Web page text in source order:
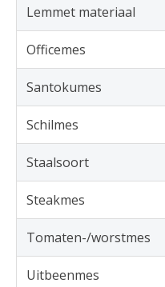
Lemmet materiaal
Officemes
Santokumes
Schilmes
Staalsoort
Steakmes
Tomaten-/worstmes
Uitbeenmes